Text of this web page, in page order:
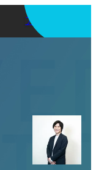
アプリを使う